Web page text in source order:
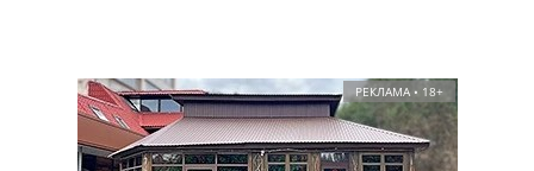
РЕКЛАМА • 18+